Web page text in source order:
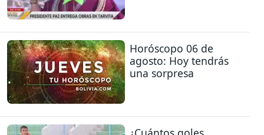
Horóscopo 06 de
agosto: Hoy tendrás
una sorpresa